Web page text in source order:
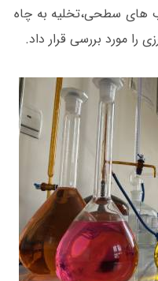
های سطحی،تخلیه به چاه
را مورد بررسی قرار داد.